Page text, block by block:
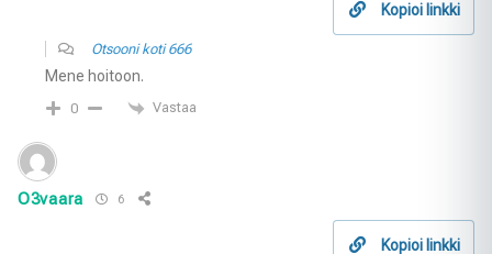
Kopioi linkki
Otsooni koti 666
Mene hoitoon.
0 Vastaa
O3vaara 6
Kopioi linkki